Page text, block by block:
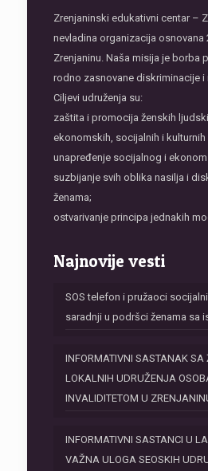
Zrenjaninski edukativni centar –
nevladina organizacija osnovana
Zrenjaninu. Naša misija je borba
rodno zasnovane diskriminacije i
Ciljevi udruženja su:
zaštita i promocija ženskih
ekonomskih, socijalnih i kulturnih
unapređenje socijalnog i
suzbijanje svih oblika nasilja i
ženama;
ostvarivanje principa jednakih
Najnovije vesti
SOS telefon i pružaoci
saradnji u podršci ženama sa
INFORMATIVNI SASTANAK SA
LOKALNIH UDRUŽENJA
INVALIDITETOM U
INFORMATIVNI SASTANCI U
VAŽNA ULOGA SEOSKIH